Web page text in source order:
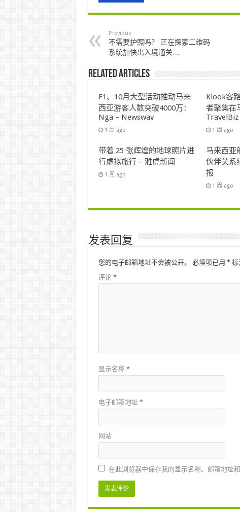
Previous
不需要护照吗？ 正在探索二维码
系统加快出入境通关…
Related Articles
F1、10月大型活动推动马来
西亚游客人数突破4000万：
Nga – Newswav
1 周 ago
Klook客
者聚集在
1 周 ago
带着 25 张辉煌的地球照片进
行虚拟旅行 – 雅虎新闻
1 周 ago
马来西亚
伙伴关系
报
1 周 ago
发表回复
您的电子邮箱地址不会被公开。 必填项已用 *标
评论 *
显示名称 *
电子邮箱地址 *
网站
在此浏览器中保存我的显示名称、邮箱地址